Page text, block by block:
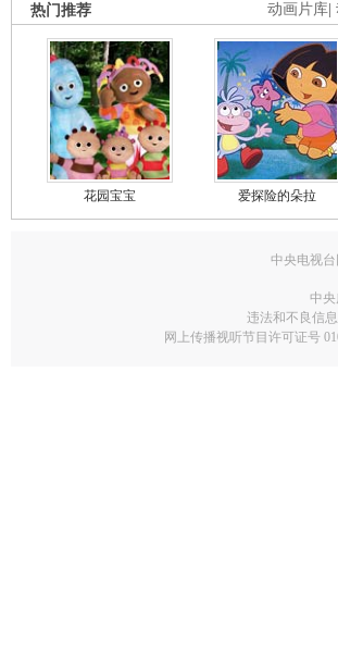
动画片库
热门推荐
花园宝宝 爱探险的朵拉
中央电视
中
违法和不良信
网上传播视听节目许可证号